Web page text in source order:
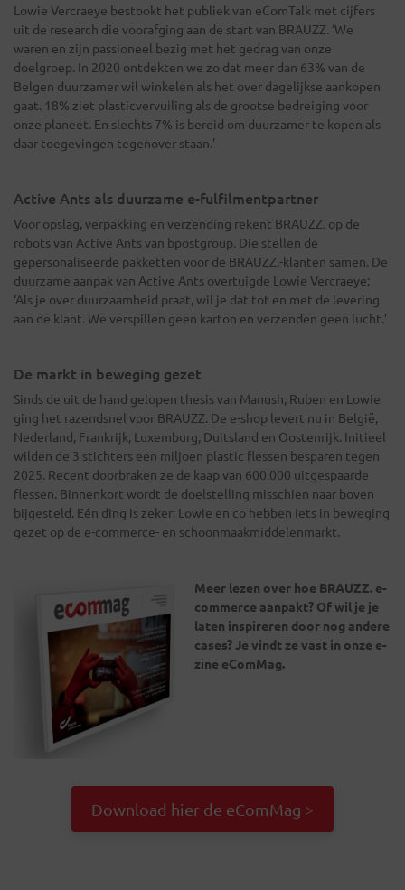
Lowie Vercraeye bestookt het publiek van eComTalk met cijfers
uit de research die voorafging aan de start van BRAUZZ. ‘We
waren en zijn passioneel bezig met het gedrag van onze
doelgroep. In 2020 ontdekten we zo dat meer dan 63% van de
Belgen duurzamer wil winkelen als het over dagelijkse aankopen
gaat. 18% ziet plasticvervuiling als de grootse bedreiging voor
onze planeet. En slechts 7% is bereid om duurzamer te kopen als
daar toegevingen tegenover staan.’
Active Ants als duurzame e-fulfilmentpartner
Voor opslag, verpakking en verzending rekent BRAUZZ. op de
robots van Active Ants van bpostgroup. Die stellen de
gepersonaliseerde pakketten voor de BRAUZZ.-klanten samen. De
duurzame aanpak van Active Ants overtuigde Lowie Vercraeye:
‘Als je over duurzaamheid praat, wil je dat tot en met de levering
aan de klant. We verspillen geen karton en verzenden geen lucht.’
De markt in beweging gezet
Sinds de uit de hand gelopen thesis van Manush, Ruben en Lowie
ging het razendsnel voor BRAUZZ. De e-shop levert nu in België,
Nederland, Frankrijk, Luxemburg, Duitsland en Oostenrijk. Initieel
wilden de 3 stichters een miljoen plastic flessen besparen tegen
2025. Recent doorbraken ze de kaap van 600.000 uitgespaarde
flessen. Binnenkort wordt de doelstelling misschien naar boven
bijgesteld. Eén ding is zeker: Lowie en co hebben iets in beweging
gezet op de e-commerce- en schoonmaakmiddelenmarkt.
Meer lezen over hoe BRAUZZ. e-
commerce aanpakt? Of wil je je
laten inspireren door nog andere
cases? Je vindt ze vast in onze e-
zine eComMag.
Download hier de eComMag >